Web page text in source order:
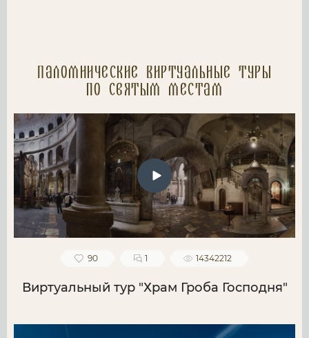
Паломнические Виртуальные туры
по святым местам
90 1 14342212
Виртуальный тур "Храм Гроба Господня"